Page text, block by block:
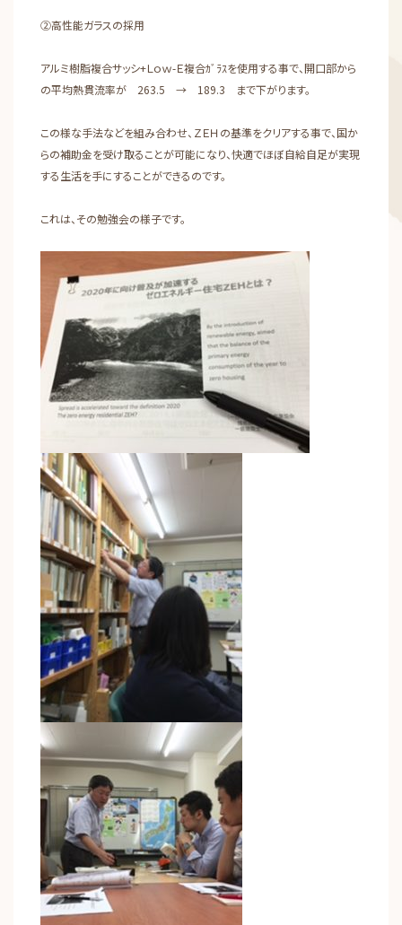
②高性能ガラスの採用
アルミ樹脂複合サッシ+Ｌｏｗ-Ｅ複合ｶﾞﾗｽを使用する事で、開口部から
の平均熱貫流率が 263.5 → 189.3 まで下がります。
この様な手法などを組み合わせ、ＺＥＨの基準をクリアする事で、国か
らの補助金を受け取ることが可能になり、快適でほぼ自給自足が実現
する生活を手にすることができるのです。
これは、その勉強会の様子です。